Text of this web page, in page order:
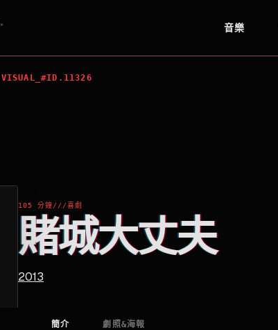
. 音樂
VISUAL_#ID.11326
105 分鐘///喜劇
賭城大丈夫
2013
簡介 劇照&海報